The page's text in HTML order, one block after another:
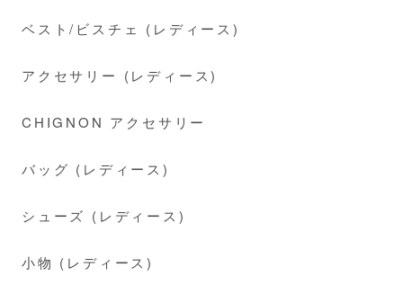
ベスト/ビスチェ (レディース)
アクセサリー (レディース)
CHIGNON アクセサリー
バッグ (レディース)
シューズ (レディース)
小物 (レディース)